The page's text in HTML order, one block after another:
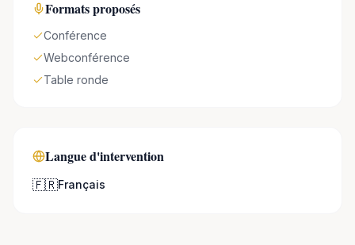
Formats proposés
Conférence
Webconférence
Table ronde
Langue d'intervention
🇫🇷Français